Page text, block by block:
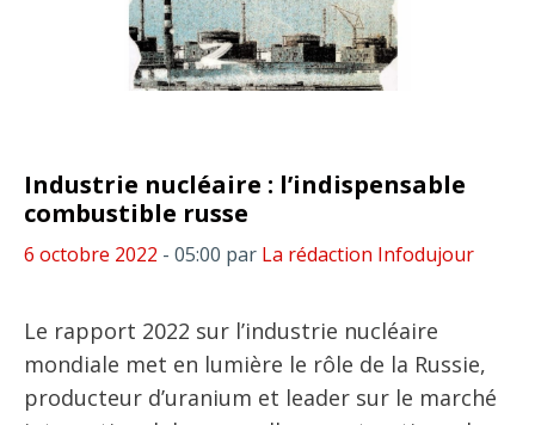
Industrie nucléaire : l’indispensable
combustible russe
6 octobre 2022 - 05:00 par La rédaction Infodujour
Le rapport 2022 sur l’industrie nucléaire
mondiale met en lumière le rôle de la Russie,
producteur d’uranium et leader sur le marché